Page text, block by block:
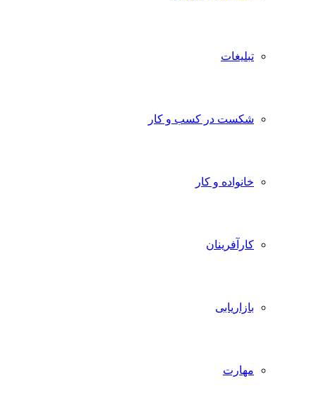
تبلیغات
شکست در کسب و کار
خانواده و کار
کارآفرینان
بازاریابی
مهارت